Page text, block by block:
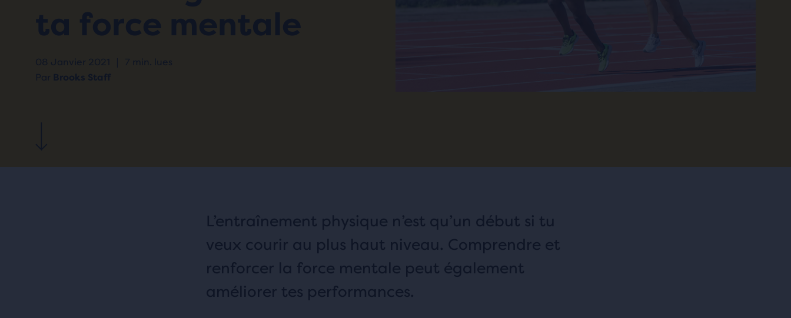
ta force mentale
08 Janvier 2021 |
7 min. lues
Par Brooks Staff
L’entraînement physique n’est qu’un début si tu
veux courir au plus haut niveau. Comprendre et
renforcer la force mentale peut également
améliorer tes performances.